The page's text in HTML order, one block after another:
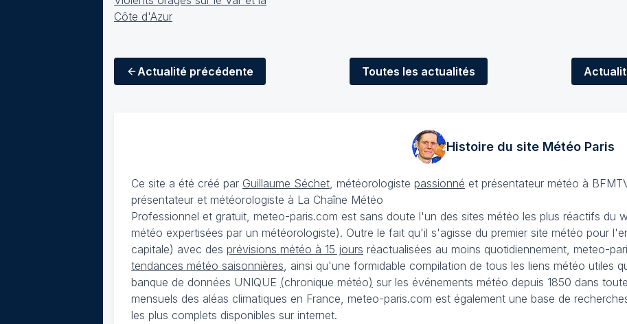
Actualité précédente Toutes les actualités
Histoire du site MétéoParis
Ce site a été créé par Guillaume Séchet, météorologiste passionné et présentateur météo à
présentateur et météorologiste à La Chaîne Météo
Professionnel et gratuit, meteo-paris.com est sans doute l'un des sites météo les plus réactifs du
météo expertisées par un météorologiste). Outre le fait qu'il s'agisse du premier site météo pour
capitale) avec des prévisions météo à 15 jours réactualisées au moins quotidiennement, meteo-
tendances météo saisonnières, ainsi qu'une formidable compilation de tous les liens météo utiles
banque de données UNIQUE (chronique météo) sur les événements météo depuis 1850 dans
mensuels des aléas climatiques en France, meteo-paris.com est également une base de
les plus complets disponibles sur internet.